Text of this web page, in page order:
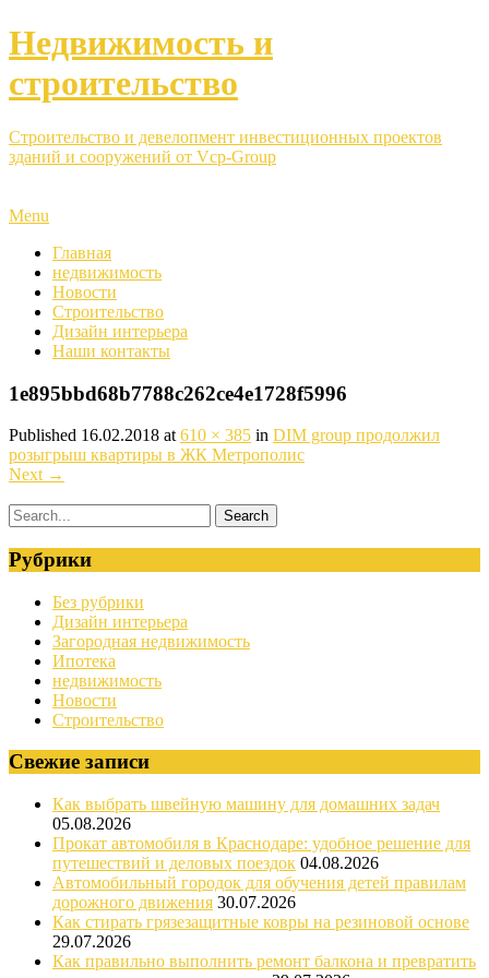
Недвижимость и
строительство
Строительство и девелопмент инвестиционных проектов
зданий и сооружений от Vcp-Group
Menu
Главная
недвижимость
Новости
Строительство
Дизайн интерьера
Наши контакты
1e895bbd68b7788c262ce4e1728f5996
Published 16.02.2018 at 610 × 385 in DIM group продолжил
розыгрыш квартиры в ЖК Метрополис
Next →
Рубрики
Без рубрики
Дизайн интерьера
Загородная недвижимость
Ипотека
недвижимость
Новости
Строительство
Свежие записи
Как выбрать швейную машину для домашних задач
05.08.2026
Прокат автомобиля в Краснодаре: удобное решение для
путешествий и деловых поездок 04.08.2026
Автомобильный городок для обучения детей правилам
дорожного движения 30.07.2026
Как стирать грязезащитные ковры на резиновой основе
29.07.2026
Как правильно выполнить ремонт балкона и превратить